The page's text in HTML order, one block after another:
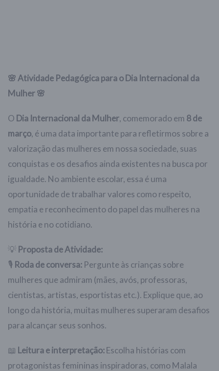
🌸 Atividade Pedagógica para o Dia Internacional da
Mulher 🌸
O Dia Internacional da Mulher, comemorado em 8 de
março, é uma data importante para refletirmos sobre a
valorização das mulheres em nossa sociedade, suas
conquistas e os desafios ainda existentes na busca por
igualdade. No ambiente escolar, essa é uma
oportunidade de trabalhar valores como respeito,
empatia e reconhecimento do papel das mulheres na
história e no cotidiano.
💡 Proposta de Atividade:
🎙 Roda de conversa: Pergunte às crianças sobre
mulheres que admiram (mães, avós, professoras,
cientistas, artistas, esportistas etc.). Explique que, ao
longo da história, muitas mulheres superaram desafios
para alcançar seus sonhos.
📖 Leitura e interpretação:Escolha histórias com
protagonistas femininas inspiradoras, como Malala